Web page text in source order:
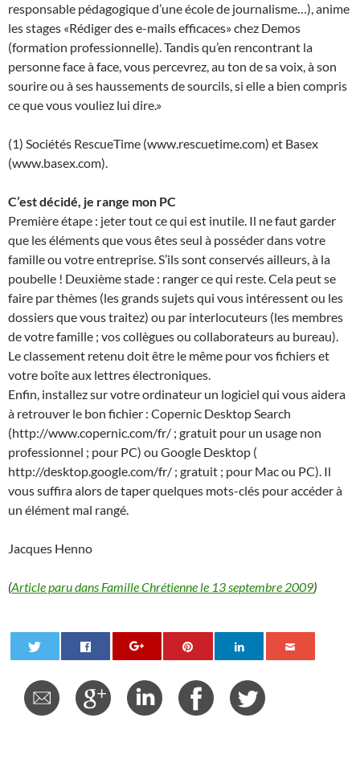
responsable pédagogique d’une école de journalisme…), anime
les stages «Rédiger des e-mails efficaces» chez Demos
(formation professionnelle). Tandis qu’en rencontrant la
personne face à face, vous percevrez, au ton de sa voix, à son
sourire ou à ses haussements de sourcils, si elle a bien compris
ce que vous vouliez lui dire.»
(1) Sociétés RescueTime (www.rescuetime.com) et Basex
(www.basex.com).
C’est décidé, je range mon PC
Première étape : jeter tout ce qui est inutile. Il ne faut garder
que les éléments que vous êtes seul à posséder dans votre
famille ou votre entreprise. S’ils sont conservés ailleurs, à la
poubelle ! Deuxième stade : ranger ce qui reste. Cela peut se
faire par thèmes (les grands sujets qui vous intéressent ou les
dossiers que vous traitez) ou par interlocuteurs (les membres
de votre famille ; vos collègues ou collaborateurs au bureau).
Le classement retenu doit être le même pour vos fichiers et
votre boîte aux lettres électroniques.
Enfin, installez sur votre ordinateur un logiciel qui vous aidera
à retrouver le bon fichier : Copernic Desktop Search
(http://www.copernic.com/fr/ ; gratuit pour un usage non
professionnel ; pour PC) ou Google Desktop (
http://desktop.google.com/fr/ ; gratuit ; pour Mac ou PC). Il
vous suffira alors de taper quelques mots-clés pour accéder à
un élément mal rangé.
Jacques Henno
(Article paru dans Famille Chrétienne le 13 septembre 2009)